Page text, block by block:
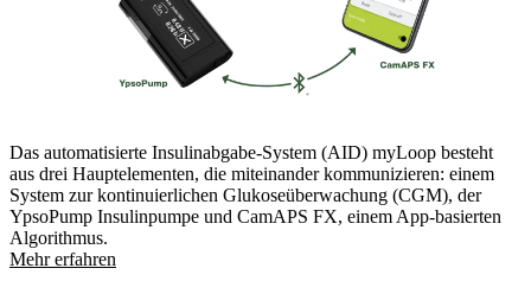
Das automatisierte Insulinabgabe-System (AID) myLoop besteht
aus drei Hauptelementen, die miteinander kommunizieren: einem
System zur kontinuierlichen Glukoseüberwachung (CGM), der
YpsoPump Insulinpumpe und CamAPS FX, einem App-basierten
Algorithmus.
Mehr erfahren